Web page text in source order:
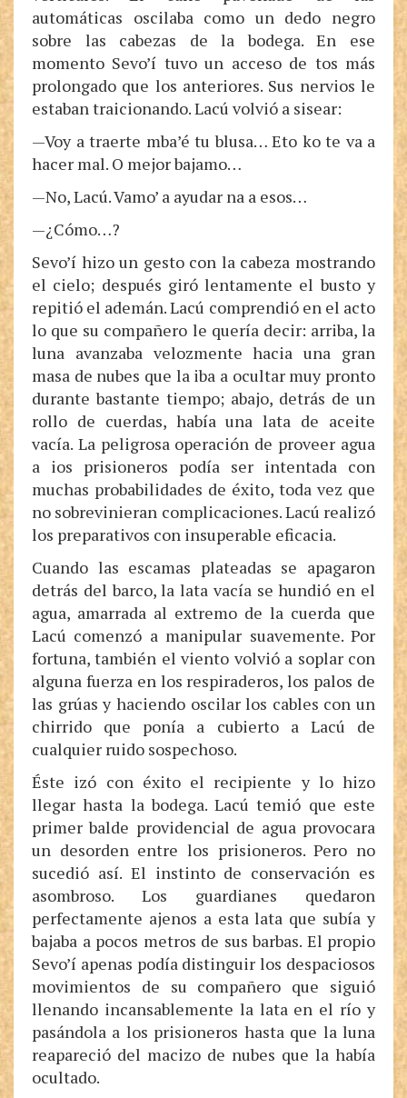
automáticas oscilaba como un dedo negro
sobre las cabezas de la bodega. En ese
momento Sevo’í tuvo un acceso de tos más
prolongado que los anteriores. Sus nervios le
estaban traicionando. Lacú volvió a sisear:
—Voy a traerte mba’é tu blusa… Eto ko te va a
hacer mal. O mejor bajamo…
—No, Lacú. Vamo’ a ayudar na a esos…
—¿Cómo…?
Sevo’í hizo un gesto con la cabeza mostrando
el cielo; después giró lentamente el busto y
repitió el ademán. Lacú comprendió en el acto
lo que su compañero le quería decir: arriba, la
luna avanzaba velozmente hacia una gran
masa de nubes que la iba a ocultar muy pronto
durante bastante tiempo; abajo, detrás de un
rollo de cuerdas, había una lata de aceite
vacía. La peligrosa operación de proveer agua
a ios prisioneros podía ser intentada con
muchas probabilidades de éxito, toda vez que
no sobrevinieran complicaciones. Lacú realizó
los preparativos con insuperable eficacia.
Cuando las escamas plateadas se apagaron
detrás del barco, la lata vacía se hundió en el
agua, amarrada al extremo de la cuerda que
Lacú comenzó a manipular suavemente. Por
fortuna, también el viento volvió a soplar con
alguna fuerza en los respiraderos, los palos de
las grúas y haciendo oscilar los cables con un
chirrido que ponía a cubierto a Lacú de
cualquier ruido sospechoso.
Éste izó con éxito el recipiente y lo hizo
llegar hasta la bodega. Lacú temió que este
primer balde providencial de agua provocara
un desorden entre los prisioneros. Pero no
sucedió así. El instinto de conservación es
asombroso. Los guardianes quedaron
perfectamente ajenos a esta lata que subía y
bajaba a pocos metros de sus barbas. El propio
Sevo’í apenas podía distinguir los despaciosos
movimientos de su compañero que siguió
llenando incansablemente la lata en el río y
pasándola a los prisioneros hasta que la luna
reapareció del macizo de nubes que la había
ocultado.